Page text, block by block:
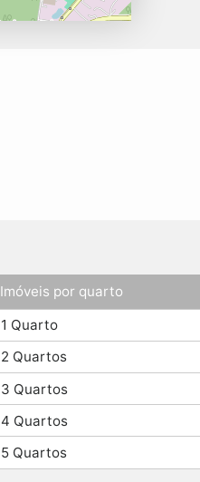
Imóveis por quarto
1 Quarto
2 Quartos
3 Quartos
4 Quartos
5 Quartos